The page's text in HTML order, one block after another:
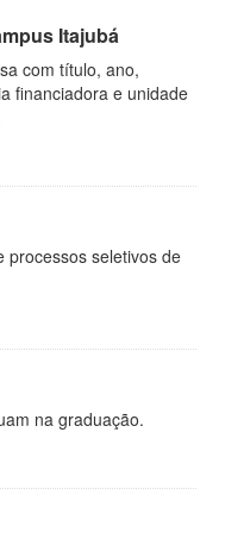
Itajubá
com título, ano,
financiadora e unidade
processos seletivos de
na graduação.